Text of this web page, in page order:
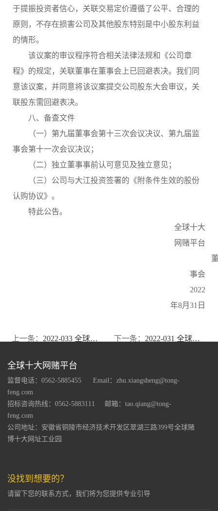
于提振投资者信心，关联交易定价遵循了公平、合理的
原则，不存在损害公司及其他股东特别是中小股东利益
的情形。
该议案的审议程序符合相关法律法规和《公司章
程》的规定，关联董事在董事会上已回避表决。我们同
意该议案，并同意将该议案提交公司股东大会审议，关
联股东需回避表决。
八、备查文件
（一）第九届董事会第十三次会议决议、第九届监
事会第十一次会议决议；
（二）独立董事事前认可意见及独立意见；
（三）公司与大江投资签署的《附条件生效的股份
认购协议》。
特此公告。
全球十大
网赌平台
事会
2022
年8月31日
上一条： 2022-033 全球十大网赌平台关于2022年度非公开发行A股股票摊薄即期回报对公司主要财务指标的影响及公司填补措施与相关主体承诺的公告 下一条： 2022-031 全球十大网赌平台关于无需编制前次募集资金使用情况报告的公告
全球十大网赌平台
监督电话：0562-5885455 Email： zhu.xiangsheng@tong-
feng.com
招标咨询热线：0562-5883111
邮箱： tao.qiang@tong-
feng.com
公司地址：安徽省铜陵市经济技术开发区翠湖三路399号全球赌
博十大网址工业园
没找到想要的？
请留下您的联系方式，我们将为您提供专业引导